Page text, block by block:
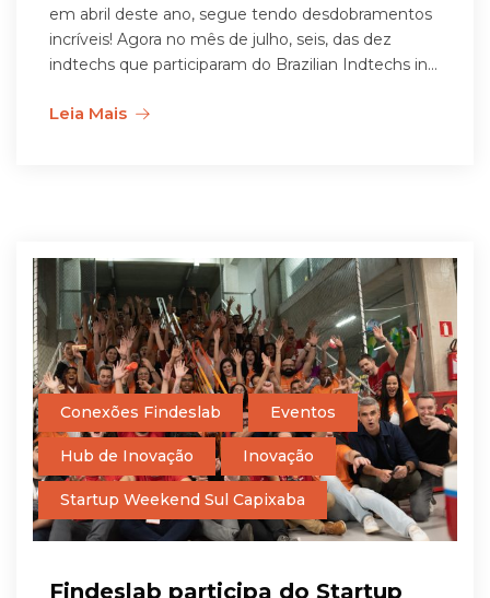
em abril deste ano, segue tendo desdobramentos
incríveis! Agora no mês de julho, seis, das dez
indtechs que participaram do Brazilian Indtechs in...
Leia Mais
Conexões Findeslab Eventos
Hub de Inovação Inovação
Startup Weekend Sul Capixaba
Findeslab participa do Startup